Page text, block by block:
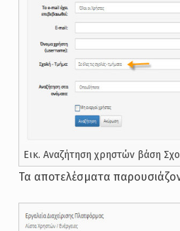
Εικ. Αναζήτηση χρηστών βάση
Τα αποτελέσματα